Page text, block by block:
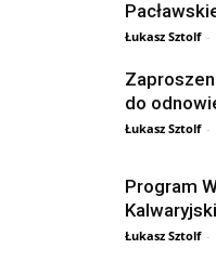
Łukasz Sztolf -
do
Łukasz Sztolf -
Program
Łukasz Sztolf -